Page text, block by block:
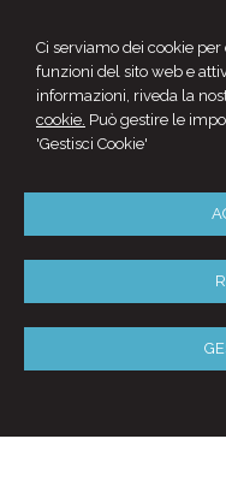
Ci serviamo dei cookie
funzioni del sito web e
informazioni, riveda la
cookie. Può gestire le
'Gestisci Cookie'